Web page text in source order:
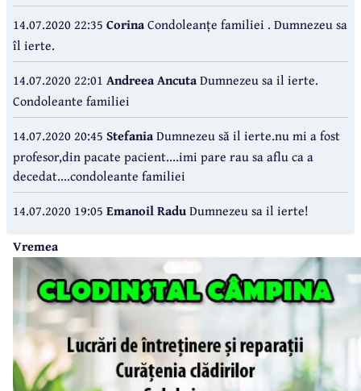
14.07.2020 22:35 CorinaCondoleanțe familiei . Dumnezeu sa
îl ierte.
14.07.2020 22:01 Andreea AncutaDumnezeu sa il ierte.
Condoleante familiei
14.07.2020 20:45 StefaniaDumnezeu să il ierte.nu mi a fost
profesor,din pacate pacient....imi pare rau sa aflu ca a
decedat....condoleante familiei
14.07.2020 19:05 Emanoil RaduDumnezeu sa il ierte!
Vremea